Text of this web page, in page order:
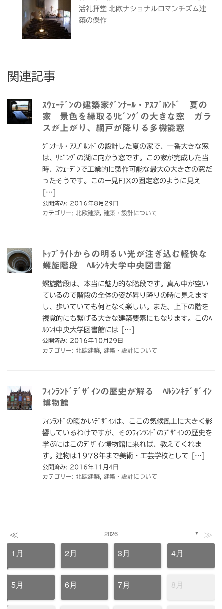
活礼拝堂 北欧ナショナルロマンチズム建
築の傑作
関連記事
ｽｳｪｰﾃﾞﾝの建築家ｸﾞﾝﾅｰﾙ・ｱｽﾌﾟﾙﾝﾄﾞ 夏の
家 景色を縁取るﾘﾋﾞﾝｸﾞの大きな窓 ガラ
スが上がり、網戸が降りる多機能窓
ｸﾞﾝﾅｰﾙ・ｱｽﾌﾟﾙﾝﾄﾞの設計した夏の家で、一番大きな窓
は、ﾘﾋﾞﾝｸﾞの湖に向かう窓です。この家が完成した当
時、ｽｳｪｰﾃﾞﾝで工業的に製作可能な最大の大きさの窓だ
ったそうです。この一見FIXの固定窓のように見え
[…]
公開済み: 2016年8月29日
カテゴリー: 北欧建築 建築・設計について
ﾄｯﾌﾟﾗｲﾄからの明るい光が注ぎ込む軽快な
螺旋階段 ﾍﾙｼﾝｷ大学中央図書館
螺旋階段は、本当に魅力的な階段です。真ん中が空い
ているので階段の全体の姿が昇り降りの時に見えます
し、歩いていても何となく楽しい。また、上下の階を
視覚的にも繋げる大きな建築要素にもなります。このﾍ
ﾙｼﾝｷ中央大学図書館には […]
公開済み: 2016年10月29日
カテゴリー: 北欧建築 建築・設計について
ﾌｨﾝﾗﾝﾄﾞﾃﾞｻﾞｲﾝの歴史が解る ﾍﾙｼﾝｷﾃﾞｻﾞｲﾝ
博物館
ﾌｨﾝﾗﾝﾄﾞの暖かいﾃﾞｻﾞｲﾝは、ここの気候風土に大きく影
響しているわけですが、そのﾌｨﾝﾗﾝﾄﾞのﾃﾞｻﾞｲﾝの歴史を
学ぶにはこのﾃﾞｻﾞｲﾝ博物館に来れば、教えてくれま
す。建物は1978年まで美術・工芸学校として […]
公開済み: 2016年11月4日
カテゴリー: 北欧建築 建築・設計について
≪ 2026 ▼ ≫
1月 2月 3月 4月
5月 6月 7月 8月